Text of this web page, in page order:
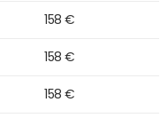
158 €
158 €
158 €